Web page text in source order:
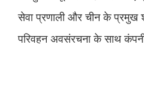
सेवा प्रणाली और चीन के प्रमुख
परिवहन अवसंरचना के साथ